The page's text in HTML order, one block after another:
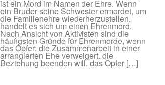
ist ein Mord im Namen der Ehre. Wenn
ein Bruder seine Schwester ermordet, um
die Familienehre wiederherzustellen,
handelt es sich um einen Ehrenmord.
Nach Ansicht von Aktivisten sind die
häufigsten Gründe für Ehrenmorde, wenn
das Opfer: die Zusammenarbeit in einer
arrangierten Ehe verweigert. die
Beziehung beenden will. das Opfer […]